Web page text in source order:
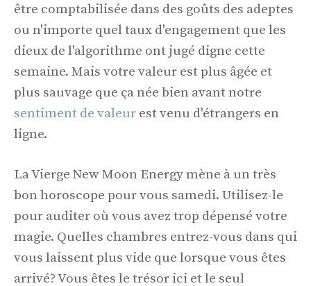
être comptabilisée dans des goûts des adeptes
ou n'importe quel taux d'engagement que les
dieux de l'algorithme ont jugé digne cette
semaine. Mais votre valeur est plus âgée et
plus sauvage que ça née bien avant notre
sentiment de valeur est venu d'étrangers en
ligne.
La Vierge New Moon Energy mène à un très
bon horoscope pour vous samedi. Utilisez-le
pour auditer où vous avez trop dépensé votre
magie. Quelles chambres entrez-vous dans qui
vous laissent plus vide que lorsque vous êtes
arrivé? Vous êtes le trésor ici et le seul